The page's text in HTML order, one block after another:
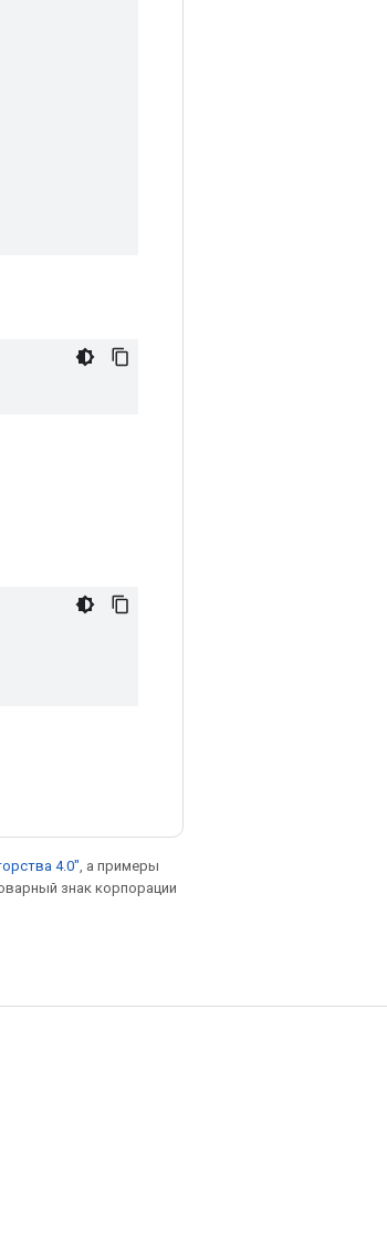
4.0" , а примеры
знак корпорации